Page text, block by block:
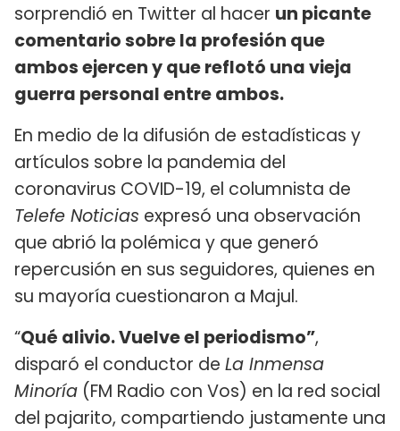
sorprendió en Twitter al hacer un picante
comentario sobre la profesión que
ambos ejercen y que reflotó una vieja
guerra personal entre ambos.
En medio de la difusión de estadísticas y
artículos sobre la pandemia del
coronavirus COVID-19, el columnista de
Telefe Noticias expresó una observación
que abrió la polémica y que generó
repercusión en sus seguidores, quienes en
su mayoría cuestionaron a Majul.
“Qué alivio. Vuelve el periodismo”,
disparó el conductor de La Inmensa
Minoría (FM Radio con Vos) en la red social
del pajarito, compartiendo justamente una